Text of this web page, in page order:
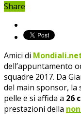
Share
Amici di
dell’appuntamento
squadre 2017. Da
del main sponsor, la
pelle e si affida a 26
prestazioni della